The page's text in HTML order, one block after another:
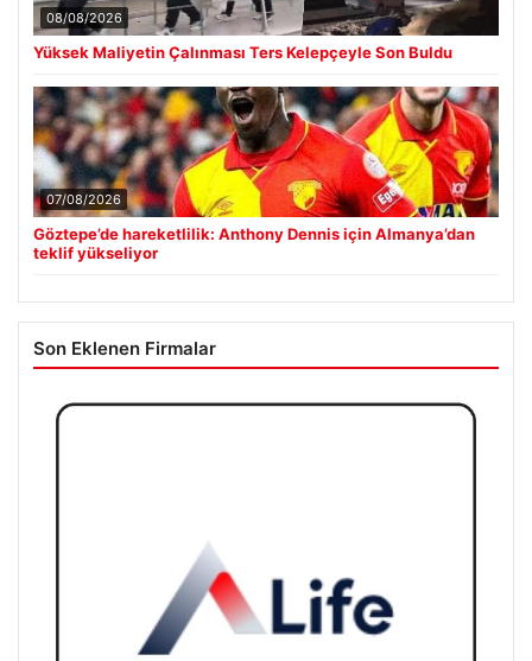
08/08/2026
Yüksek Maliyetin Çalınması Ters Kelepçeyle Son Buldu
07/08/2026
Göztepe’de hareketlilik: Anthony Dennis için Almanya’dan
teklif yükseliyor
Son Eklenen Firmalar